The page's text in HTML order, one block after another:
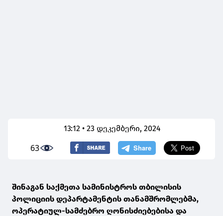
13:12 • 23 დეკემბერი, 2024
63
შინაგან საქმეთა სამინისტროს თბილისის
პოლიციის დეპარტამენტის თანამშრომლებმა,
ოპერატიულ-სამძებრო ღონისძიებებისა და